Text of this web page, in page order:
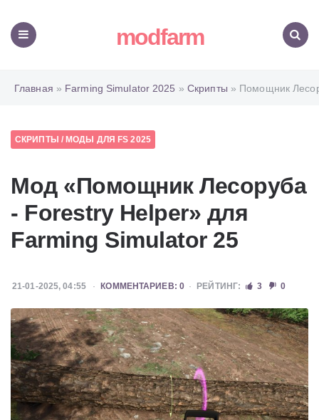
modfarm
Главная » Farming Simulator 2025 » Скрипты » Помощник
СКРИПТЫ / МОДЫ ДЛЯ FS 2025
Мод «Помощник Лесоруба
- Forestry Helper» для
Farming Simulator 25
21-01-2025, 04:55 КОММЕНТАРИЕВ: 0 РЕЙТИНГ: 3 0